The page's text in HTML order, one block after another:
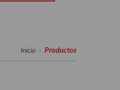
Inicio - Productos